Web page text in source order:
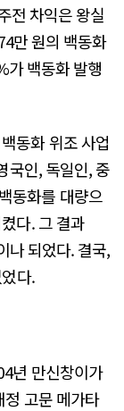
전 차익은 왕실
만 원의 백동화
가 백동화 발행
동화 위조 사업
국인, 독일인, 중
동화를 대량으
다. 그 결과
나 되었다. 결국,
다.
년 만신창이가
정 고문 메가타